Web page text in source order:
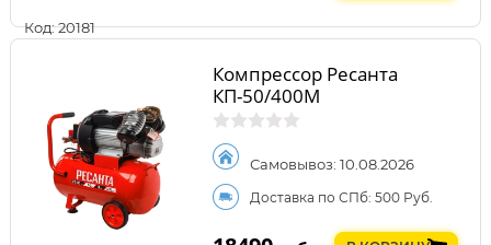
Код: 20181
Компрессор Ресанта
КП-50/400М
Самовывоз: 10.08.2026
Доставка по СПб: 500 Руб.